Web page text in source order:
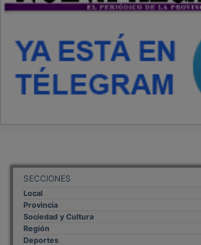
SECCIONES
Local
Provincia
Sociedad y Cultura
Región
Deportes